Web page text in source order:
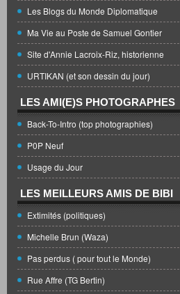
Les Blogs du Monde Diplomatique
Ma Vie au Poste de Samuel Gontier
Site d'Annie Lacroix-Riz, historienne
URTIKAN (et son dessin du jour)
LES AMI(E)S PHOTOGRAPHES
Back-To-Intro (top photographies)
P0P Neuf
Usage du Jour
LES MEILLEURS AMIS DE BIBI
Extimités (politiques)
Michelle Brun (Waza)
Pas perdus ( pour tout le Monde)
Rue Affre (TG Bertin)